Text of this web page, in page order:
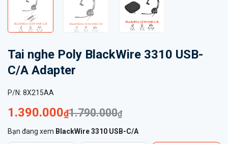
Tai nghe Poly BlackWire 3310 USB-
C/A Adapter
P/N: 8X215AA
1.390.000₫1.790.000₫
Bạn đang xem BlackWire 3310 USB-C/A